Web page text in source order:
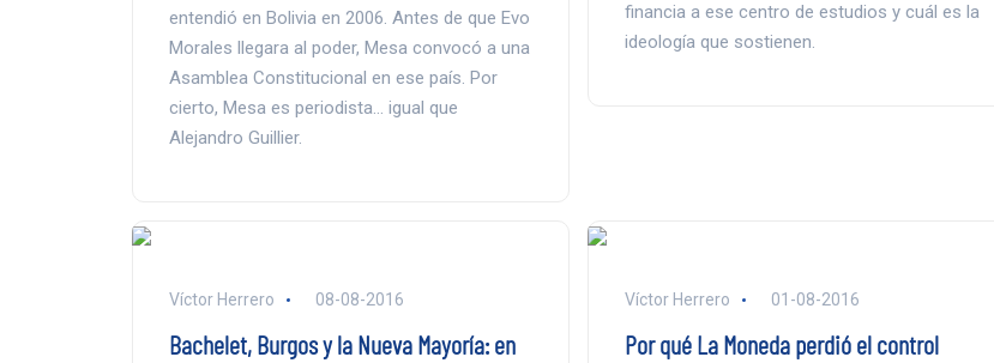
entendió en Bolivia en 2006. Antes de que Evo
Morales llegara al poder, Mesa convocó a una
Asamblea Constitucional en ese país. Por
cierto, Mesa es periodista… igual que
Alejandro Guillier.
financia a ese centro de estudios y cuál es la
ideología que sostienen.
Víctor Herrero 08-08-2016
Bachelet, Burgos y la Nueva Mayoría: en
Víctor Herrero 01-08-2016
Por qué La Moneda perdió el control